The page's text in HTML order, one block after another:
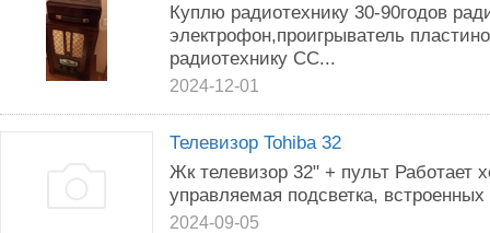
Куплю радиотехнику 30-90годов
электрофон,проигрыватель
радиотехнику СС...
2024-12-01
Телевизор Tohiba 32
Жк телевизор 32" + пульт Работает
управляемая подсветка,
2024-09-05